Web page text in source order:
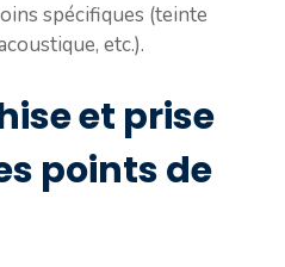
spécifiques (teinte
etc.).
et prise
points de